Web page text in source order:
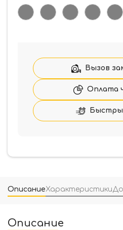
Вызов
Оплата
ОписаниеХарактеристики
Описание